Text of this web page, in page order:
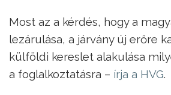
Most az a kérdés, hogy a
lezárulása, a járvány új erőre
külföldi kereslet alakulása
a foglalkoztatásra – írja a HVG.